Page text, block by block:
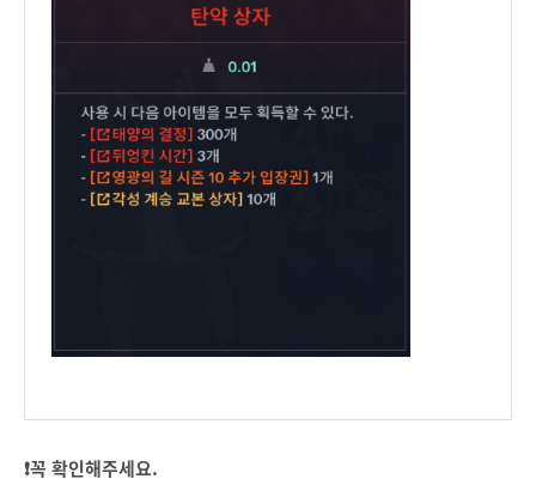
❗꼭 확인해주세요.